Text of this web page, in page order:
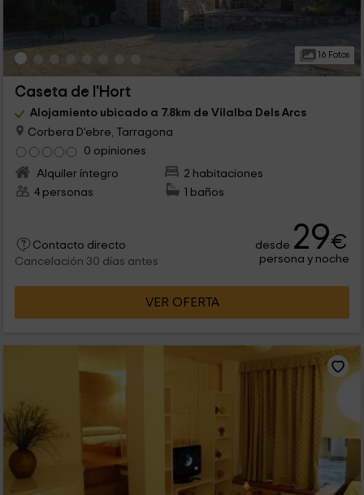
16 Fotos
Caseta de l'Hort
Alojamiento ubicado a 7.8km de Vilalba Dels Arcs
Corbera D'ebre, Tarragona
0 opiniones
Alquiler íntegro
2 habitaciones
4 personas
1 baños
Contacto directo
Cancelación 30 días antes
desde 29€
persona y noche
VER OFERTA